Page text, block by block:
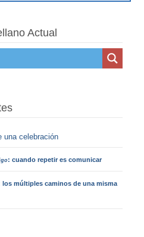
Actual
una celebración
: cuando repetir es comunicar
los múltiples caminos de una misma